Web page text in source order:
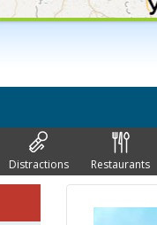
Distractions Restaurants